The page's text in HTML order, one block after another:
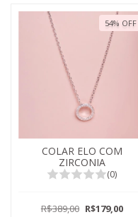
54% OFF
COLAR ELO COM
ZIRCONIA
(0)
R$389,00 R$179,00